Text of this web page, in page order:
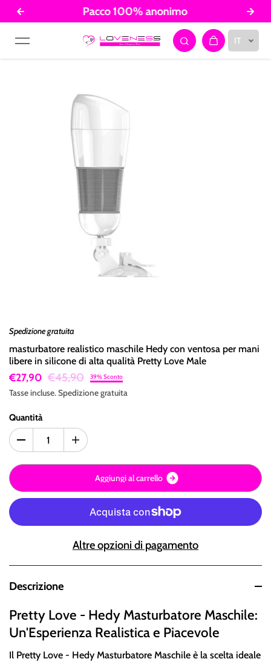
Salta al contenuto Pacco 100% anonimo
IT
Spedizione gratuita
masturbatore realistico maschile Hedy con ventosa per mani
libere in silicone di alta qualità Pretty Love Male
€27,90 €45,90 39% Sconto
Tasse incluse.Spedizionegratuita
Quantità
Aggiungialcarrello
Altre opzioni di pagamento
Descrizione
Pretty Love - Hedy Masturbatore Maschile:
Un'Esperienza Realistica e Piacevole
Il Pretty Love - Hedy Masturbatore Maschile è la scelta ideale